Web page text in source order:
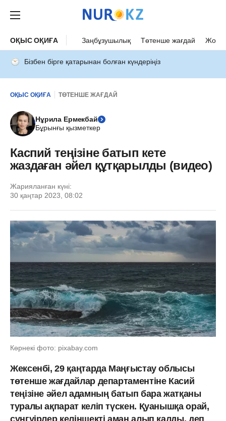
ОҚЫС ОҚИҒА Заңбұзушылық Төтенше жағдай Жол
Бізбен бірге қатарынан болған күндеріңіз
ОҚЫС ОҚИҒА ТӨТЕНШЕ ЖАҒДАЙ
Нұрила Ермекбай
Бұрынғы қызметкер
Каспий теңізіне батып кете
жаздаған әйел құтқарылды (видео)
Жарияланған күні:
30 қаңтар 2023, 08:02
Көрнекі фото: pixabay.com
Жексенбі, 29 қаңтарда Маңғыстау облысы
төтенше жағдайлар департаментіне Касий
теңізіне әйел адамның батып бара жатқаны
туралы ақпарат келіп түскен. Қуанышқа орай,
сүңгуірлер келіншекті аман алып қалды, деп